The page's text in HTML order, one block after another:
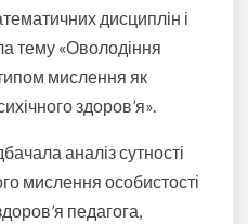
дисциплін і
тему «Оволодіння
мислення як
здоров’я».
аналіз сутності
мислення особистості
педагога,